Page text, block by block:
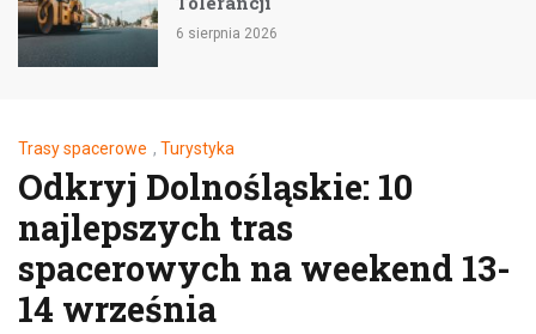
Trasy spacerowe , Turystyka
Odkryj Dolnośląskie: 10
najlepszych tras
spacerowych na weekend 13-
14 września